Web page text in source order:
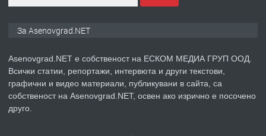
преди 2 години
ПРЕДЛАГА
Давам индивидуалани уроци по
За Asenovgrad.NET
Asenovgrad.NET е собственост на ЕСКОМ МЕДИА ГРУП ООД.
Всички статии, репортажи, интервюта и други текстови,
графични и видео материали, публикувани в сайта, са
собственост на Asenovgrad.NET, освен ако изрично е посочено
друго.